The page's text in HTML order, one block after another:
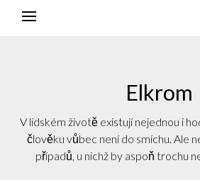
Elkrom
V lidském životě existují nejednou i
člověku vůbec není do smíchu. Ale
případů, u nichž by aspoň trochu